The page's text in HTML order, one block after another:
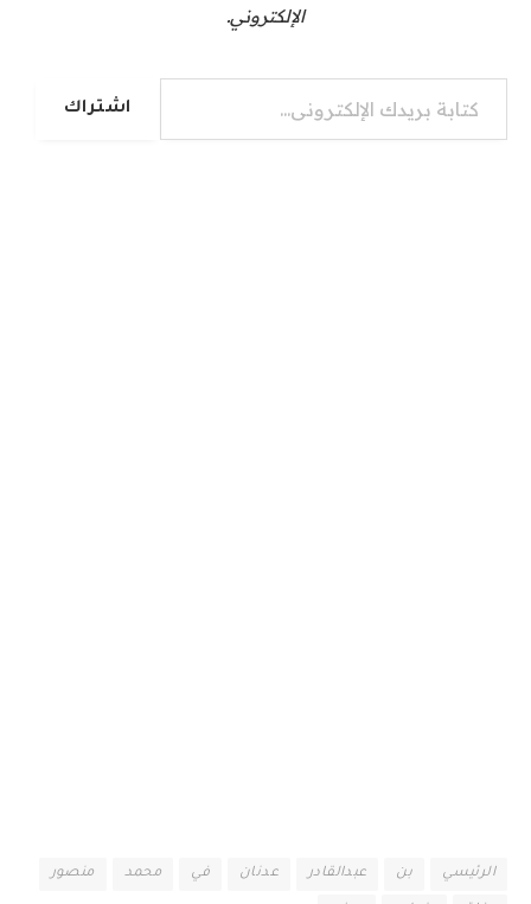
الإلكتروني.
كتابة بريدك الإلكتروني...
اشتراك
الرئيسي بن عبدالقادر عدنان في محمد منصور